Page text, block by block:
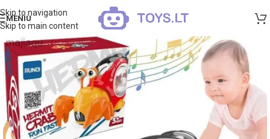
Skip to navigation
Skip to main content
MENIU